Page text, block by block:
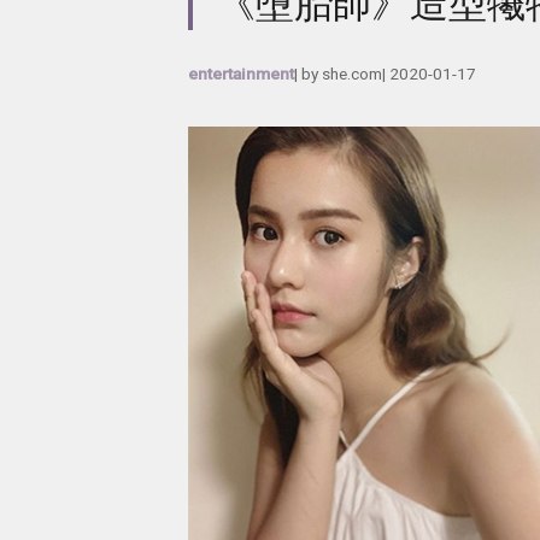
entertainment| by she.com| 2020-01-17